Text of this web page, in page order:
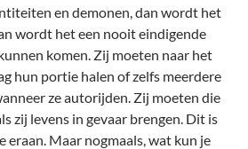
en demonen, dan wordt het
wordt het een nooit eindigende
komen. Zij moeten naar het
hun portie halen of zelfs meerdere
ze autorijden. Zij moeten die
zij levens in gevaar brengen. Dit is
eraan. Maar nogmaals, wat kun je